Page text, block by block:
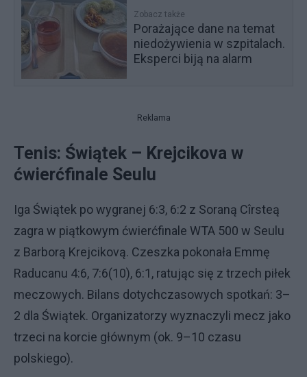
Zobacz także
Porażające dane na temat
niedożywienia w szpitalach.
Eksperci biją na alarm
Reklama
Tenis: Świątek – Krejcikova w
ćwierćfinale Seulu
Iga Świątek po wygranej 6:3, 6:2 z Soraną Cîrsteą
zagra w piątkowym ćwierćfinale WTA 500 w Seulu
z Barborą Krejcikovą. Czeszka pokonała Emmę
Raducanu 4:6, 7:6(10), 6:1, ratując się z trzech piłek
meczowych. Bilans dotychczasowych spotkań: 3–
2 dla Świątek. Organizatorzy wyznaczyli mecz jako
trzeci na korcie głównym (ok. 9–10 czasu
polskiego).